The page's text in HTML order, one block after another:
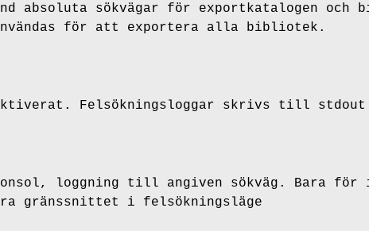
absoluta sökvägar för exportkatalogen och
för att exportera alla bibliotek.
Felsökningsloggar skrivs till
loggning till angiven sökväg. Bara för
gränssnittet i felsökningsläge